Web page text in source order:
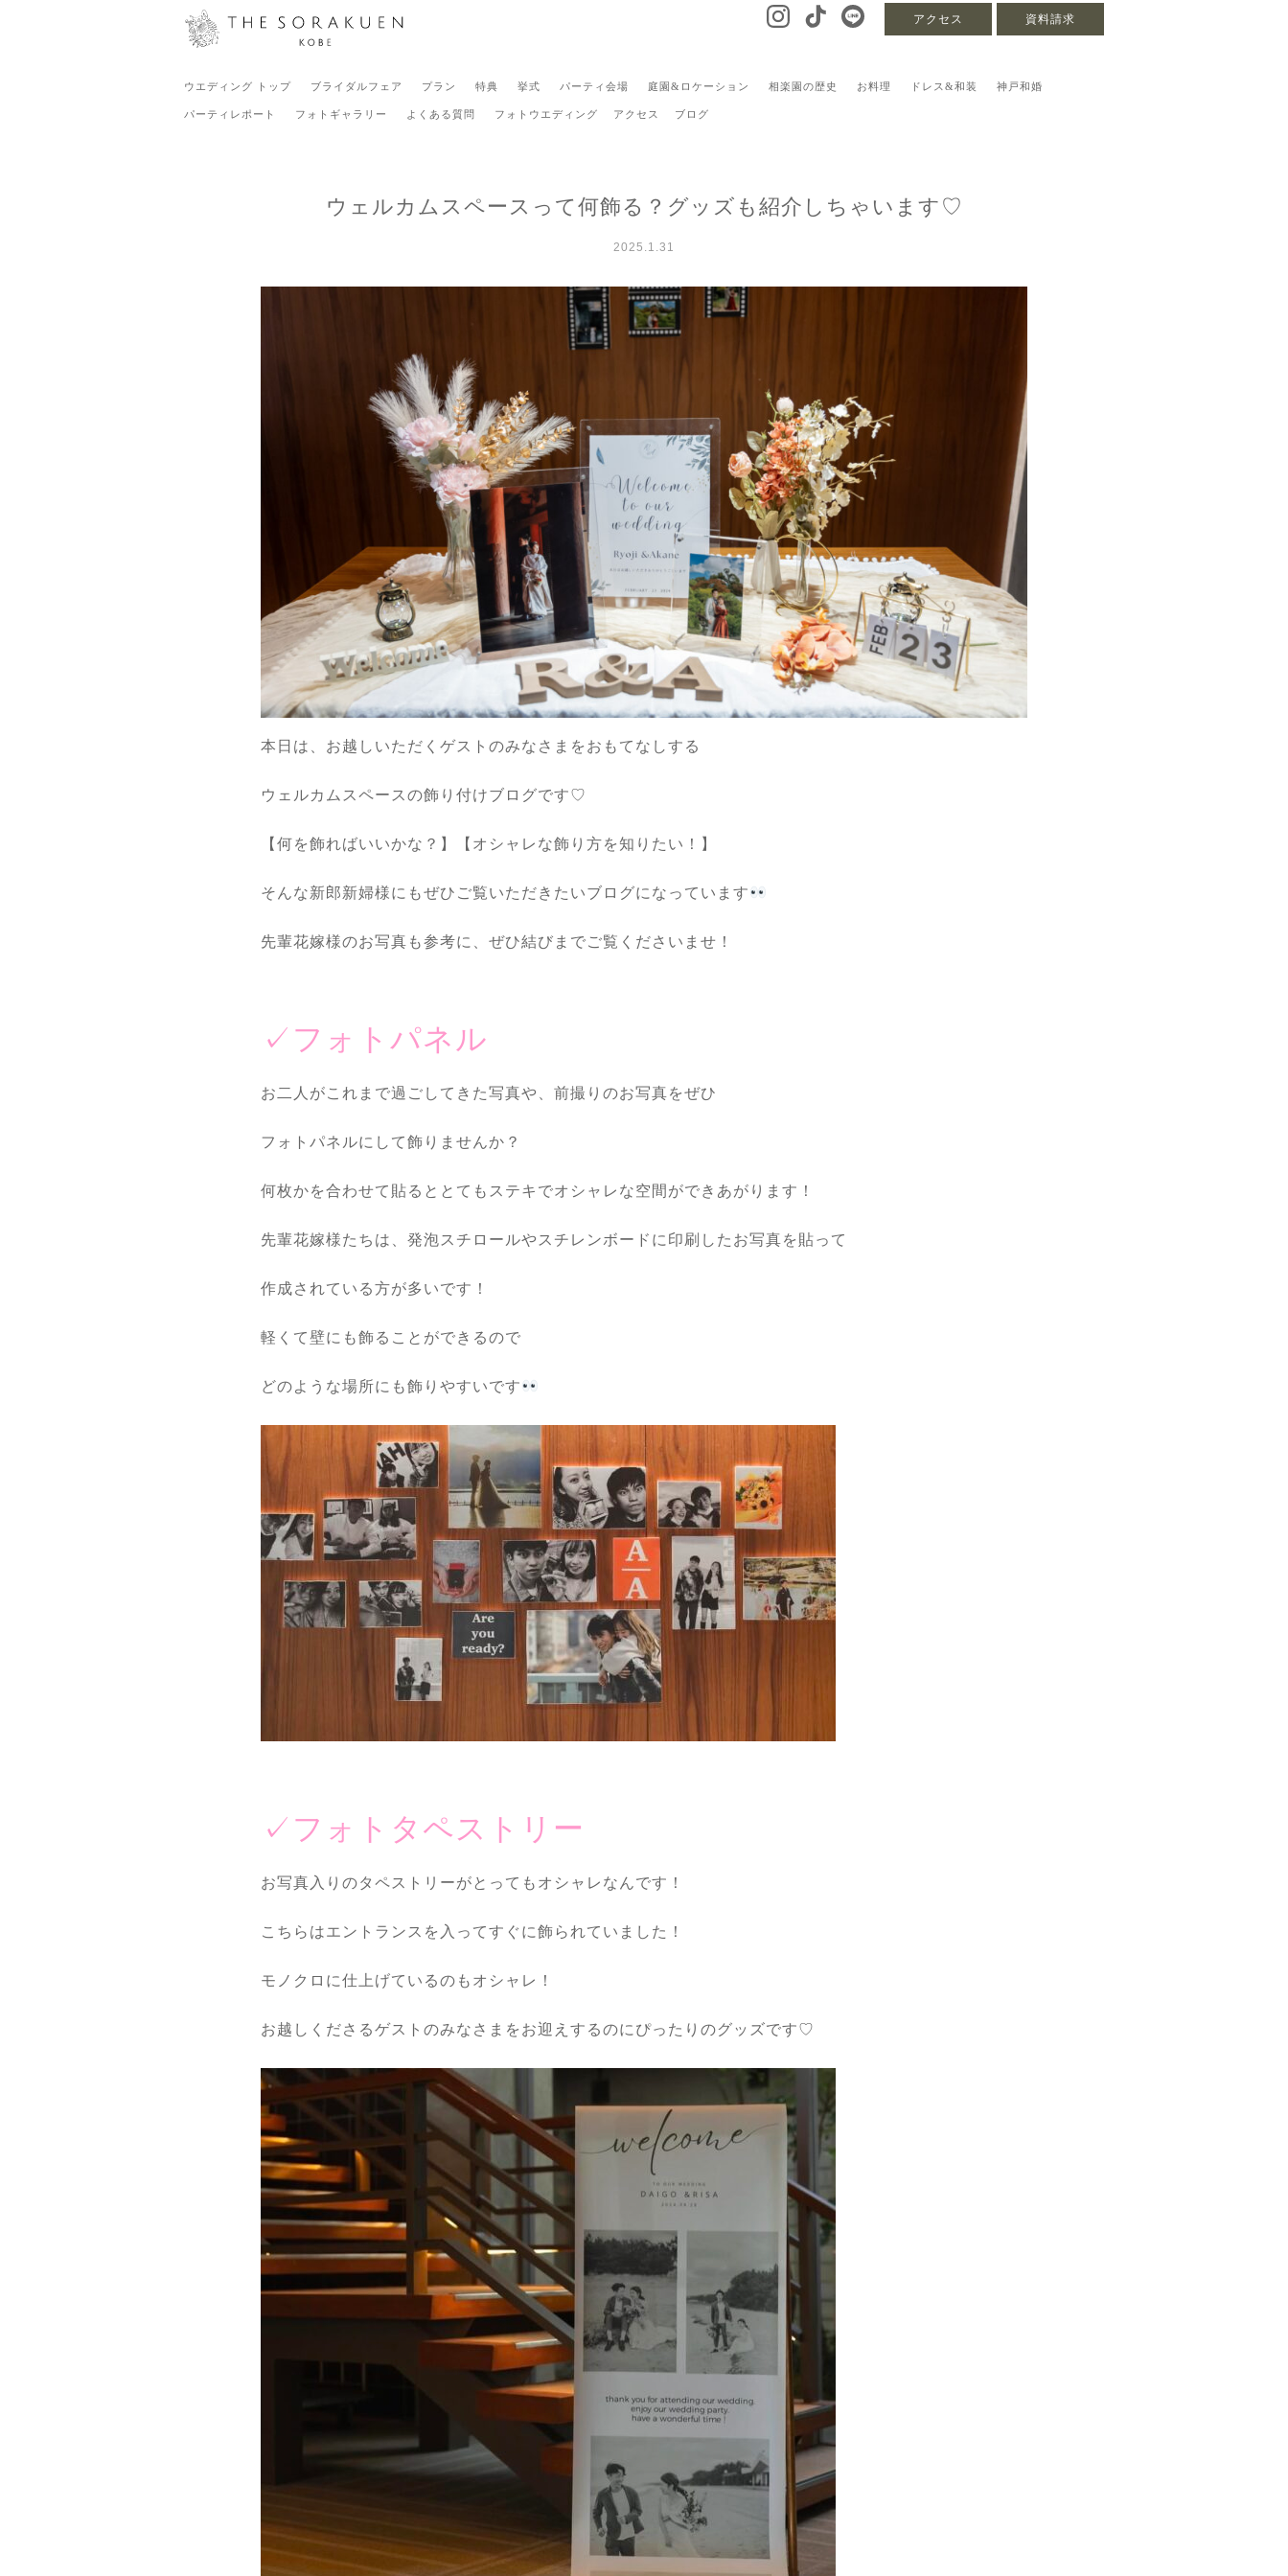
資料請求
アクセス
ウエディング トップ ブライダルフェア プラン 特典 挙式 パーティ会場 庭園&ロケーション 相楽園の歴史 お料理 ドレス&和装 神戸和婚
パーティレポート フォトギャラリー よくある質問 フォトウエディング アクセス ブログ
ウェルカムスペースって何飾る？グッズも紹介しちゃいます♡
2025.1.31
本日は、お越しいただくゲストのみなさまをおもてなしする
ウェルカムスペースの飾り付けブログです♡
【何を飾ればいいかな？】【オシャレな飾り方を知りたい！】
そんな新郎新婦様にもぜひご覧いただきたいブログになっています
先輩花嫁様のお写真も参考に、ぜひ結びまでご覧くださいませ！
✓フォトパネル
お二人がこれまで過ごしてきた写真や、前撮りのお写真をぜひ
フォトパネルにして飾りませんか？
何枚かを合わせて貼るととてもステキでオシャレな空間ができあがります！
先輩花嫁様たちは、発泡スチロールやスチレンボードに印刷したお写真を貼って
作成されている方が多いです！
軽くて壁にも飾ることができるので
どのような場所にも飾りやすいです
✓フォトタペストリー
お写真入りのタペストリーがとってもオシャレなんです！
こちらはエントランスを入ってすぐに飾られていました！
モノクロに仕上げているのもオシャレ！
お越しくださるゲストのみなさまをお迎えするのにぴったりのグッズです♡